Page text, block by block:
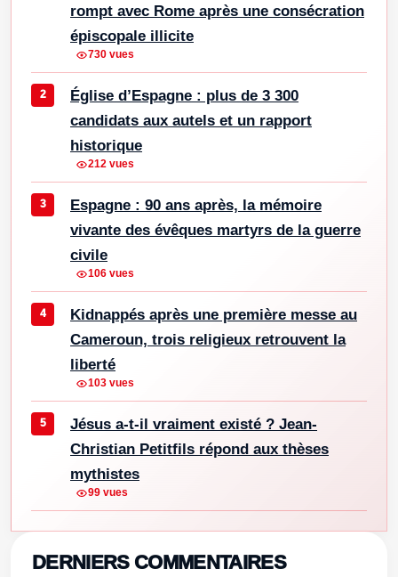
rompt avec Rome après une consécration
épiscopale illicite
730 vues
Église d’Espagne : plus de 3 300
candidats aux autels et un rapport
historique
212 vues
Espagne : 90 ans après, la mémoire
vivante des évêques martyrs de la guerre
civile
106 vues
Kidnappés après une première messe au
Cameroun, trois religieux retrouvent la
liberté
103 vues
Jésus a-t-il vraiment existé ? Jean-
Christian Petitfils répond aux thèses
mythistes
99 vues
DERNIERS COMMENTAIRES